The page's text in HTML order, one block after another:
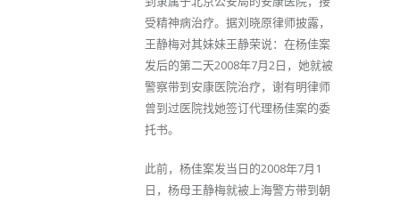
受精神病治疗。据刘晓原律师披露，
王静梅对其妹妹王静荣说：在杨佳案
发后的第二天2008年7月2日，她就被
警察带到安康医院治疗，谢有明律师
曾到过医院找她签订代理杨佳案的委
托书。
此前，杨佳案发当日的2008年7月1
日，杨母王静梅就被上海警方带到朝